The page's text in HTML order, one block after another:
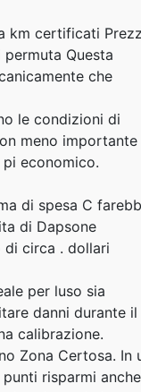
km certificati
Questa
che
le condizioni di
meno importante
economico.
di spesa C
di Dapsone
di circa . dollari
per luso sia
danni durante il
calibrazione.
Zona Certosa. In
risparmi anche